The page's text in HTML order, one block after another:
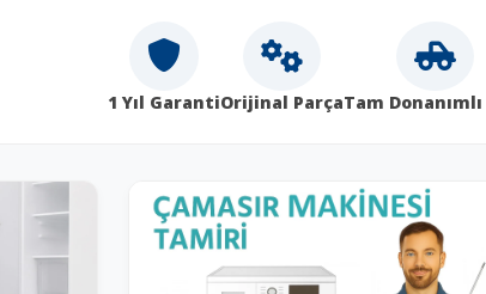
1 Yıl GarantiOrijinal ParçaTam